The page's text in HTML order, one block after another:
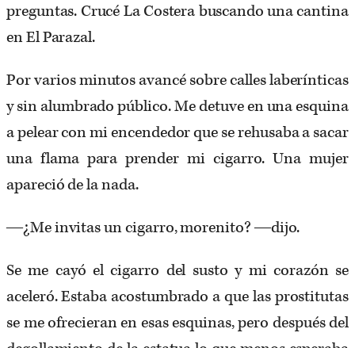
preguntas. Crucé La Costera buscando una cantina
en El Parazal.
Por varios minutos avancé sobre calles laberínticas
y sin alumbrado público. Me detuve en una esquina
a pelear con mi encendedor que se rehusaba a sacar
una flama para prender mi cigarro. Una mujer
apareció de la nada.
―¿Me invitas un cigarro, morenito? ―dijo.
Se me cayó el cigarro del susto y mi corazón se
aceleró. Estaba acostumbrado a que las prostitutas
se me ofrecieran en esas esquinas,pero después del